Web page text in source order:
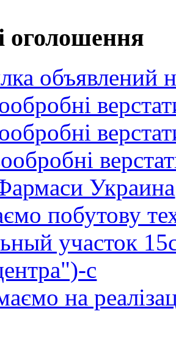
оголошення
объявлений
Украина
побутову
участок
с
на